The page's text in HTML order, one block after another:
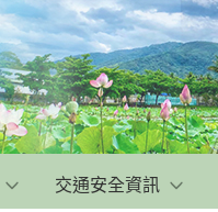
交通安全資訊